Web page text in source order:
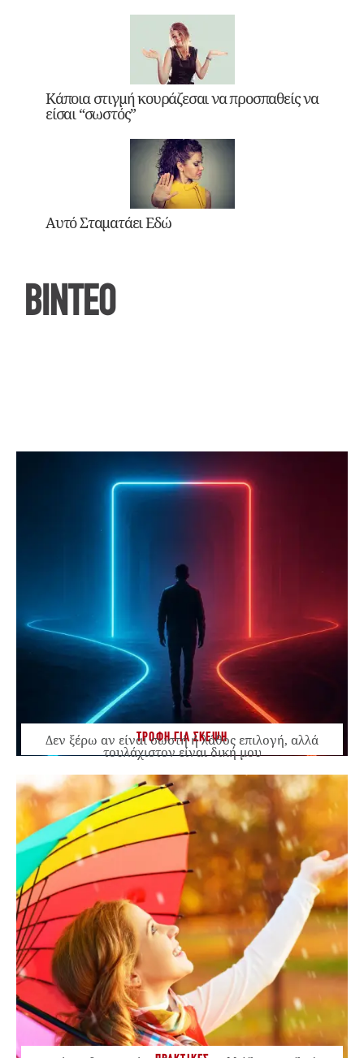
Κάποια στιγμή κουράζεσαι να προσπαθείς να
είσαι “σωστός”
Αυτό Σταματάει Εδώ
ΒΙΝΤΕΟ
ΤΡΟΦΗ ΓΙΑ ΣΚΕΨΗ
Δεν ξέρω αν είναι σωστή ή λάθος επιλογή, αλλά
τουλάχιστον είναι δική μου